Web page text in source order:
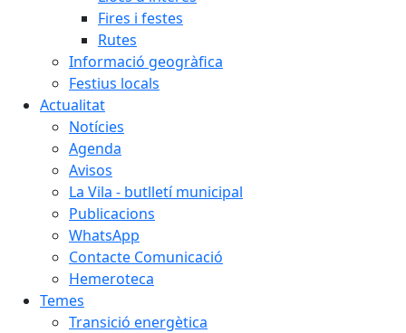
Fires i festes
Rutes
Informació geogràfica
Festius locals
Actualitat
Notícies
Agenda
Avisos
La Vila - butlletí municipal
Publicacions
WhatsApp
Contacte Comunicació
Hemeroteca
Temes
Transició energètica